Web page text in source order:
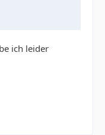
ich leider